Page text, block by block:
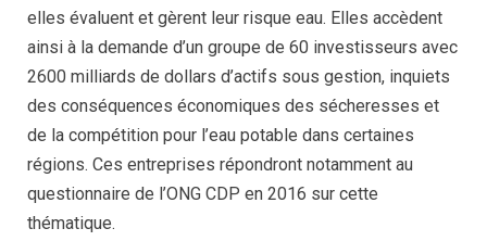
elles évaluent et gèrent leur risque eau. Elles accèdent
ainsi à la demande d’un groupe de 60 investisseurs avec
2600 milliards de dollars d’actifs sous gestion, inquiets
des conséquences économiques des sécheresses et
de la compétition pour l’eau potable dans certaines
régions. Ces entreprises répondront notamment au
questionnaire de l’ONG CDP en 2016 sur cette
thématique.